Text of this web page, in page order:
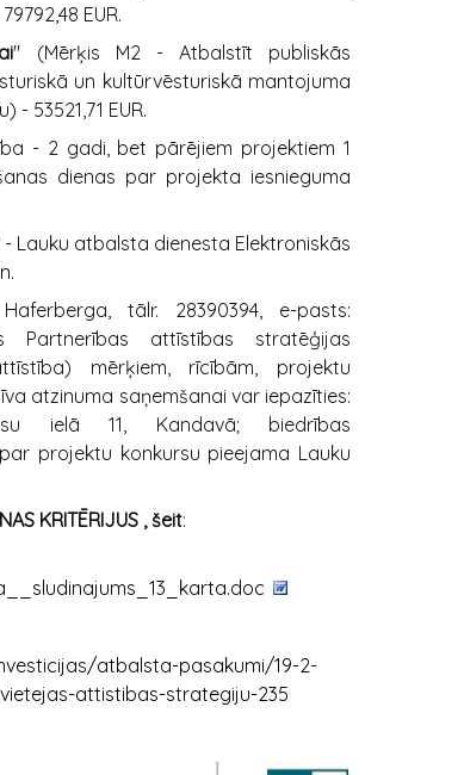
EUR.
" (Mērķis M2 - Atbalstīt publiskās
un kultūrvēsturiskā mantojuma
53521,71 EUR.
- 2 gadi, bet pārējiem projektiem 1
dienas par projekta iesnieguma
- Lauku atbalsta dienesta Elektroniskās
tālr. 28390394, e-pasts:
Partnerības attīstības stratēģijas
mērķiem, rīcībām, projektu
atzinuma saņemšanai var iepazīties:
ielā 11, Kandavā; biedrības
projektu konkursu pieejama Lauku
KRITĒRIJUS , šeit:
atbalsta-pasakumi/19-2-
attistibas-strategiju-235